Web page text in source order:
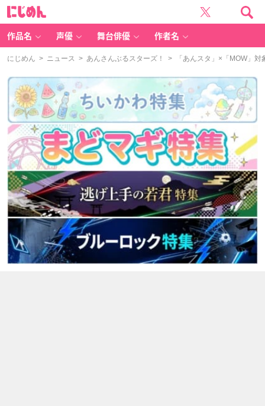
作品名 声優 舞台俳優 作者名
にじめん > ニュース > あんさんぶるスターズ！ > 「あんスタ」×「MOW」対